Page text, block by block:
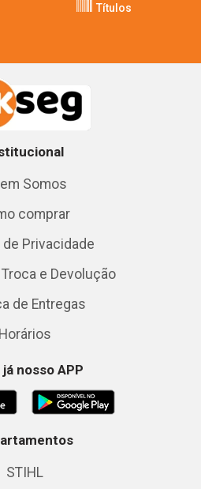
Títulos
Somos
comprar
Privacidade
e Devolução
de Entregas
Horários
já nosso APP
STIHL